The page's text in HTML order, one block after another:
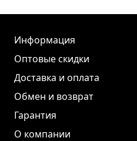
Информация
Оптовые скидки
Доставка и оплата
Обмен и возврат
Гарантия
О компании